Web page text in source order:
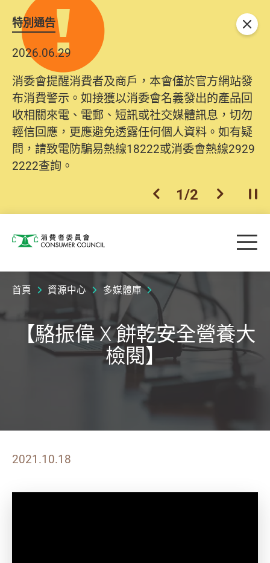
特別通告
2026.06.29
消委會提醒消費者及商戶，本會僅於官方網站發
布消費警示。如接獲以消委會名義發出的產品回
收相關來電、電郵、短訊或社交媒體訊息，切勿
輕信回應，更應避免透露任何個人資料。如有疑
問，請致電防騙易熱線18222或消委會熱線2929
2222查詢。
上一個
1/2 下一個開
關閉
消費者委員會 目
首頁 資源中心 多媒體庫
【駱振偉 X 餅乾安全營養大
檢閱】
2021.10.18